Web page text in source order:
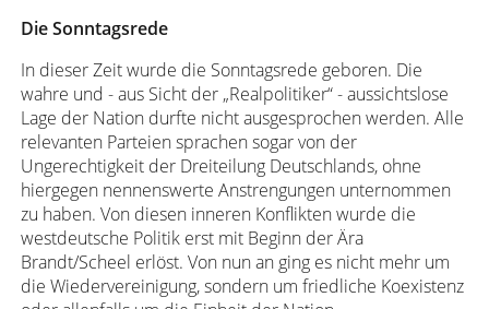
Die Sonntagsrede
In dieser Zeit wurde die Sonntagsrede geboren. Die
wahre und - aus Sicht der „Realpolitiker“ - aussichtslose
Lage der Nation durfte nicht ausgesprochen werden. Alle
relevanten Parteien sprachen sogar von der
Ungerechtigkeit der Dreiteilung Deutschlands, ohne
hiergegen nennenswerte Anstrengungen unternommen
zu haben. Von diesen inneren Konflikten wurde die
westdeutsche Politik erst mit Beginn der Ära
Brandt/Scheel erlöst. Von nun an ging es nicht mehr um
die Wiedervereinigung, sondern um friedliche Koexistenz